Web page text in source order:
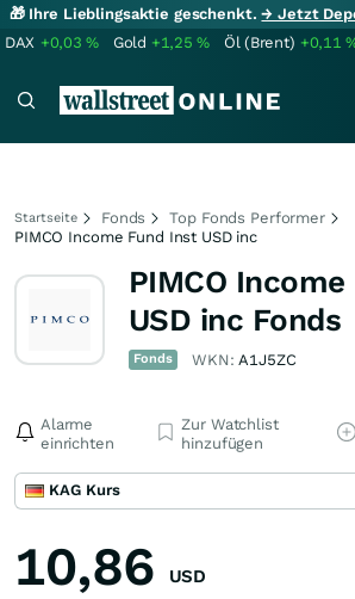
🎁 Ihre Lieblingsaktie geschenkt.→ Jetzt
DAX +0,03% Gold +1,25% Öl (Brent) +0,11
Startseite Fonds
Top Fonds Performer
PIMCO Income Fund Inst USD inc
PIMCO
USD inc Fonds
Fonds WKN:A1J5ZC
Alarme
einrichten
Zur Watchlist
hinzufügen
KAG Kurs
10,86 USD